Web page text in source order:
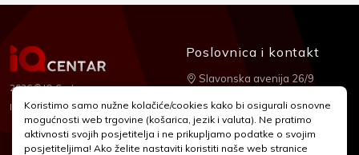
2026 © IQ Centar
Izrada:Nubilus
Poslovnica i kontakt
Slavonska avenija 26/9
+385 1 2455 950
webshop@iqcentar.hr
Pon - Pet od 9 - 17h
Koristimo samo nužne kolačiće/cookies kako bi osigurali osnovne
mogućnosti web trgovine (košarica, jezik i valuta). Ne pratimo
aktivnosti svojih posjetitelja i ne prikupljamo podatke o svojim
posjetiteljima! Ako želite nastaviti koristiti naše web stranice